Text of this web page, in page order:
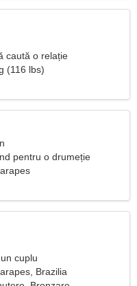
caută o relație
(116 lbs)
pentru o drumeție
cuplu
Brazilia